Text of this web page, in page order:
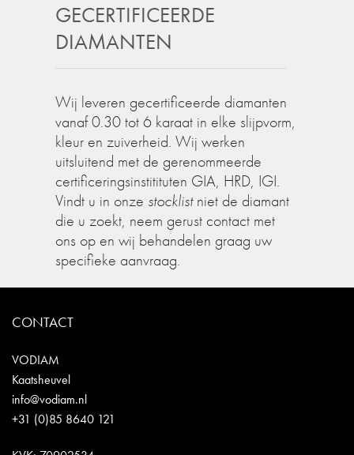
GECERTIFICEERDE
DIAMANTEN
Wij leveren gecertificeerde diamanten
vanaf 0.30 tot 6 karaat in elke slijpvorm,
kleur en zuiverheid. Wij werken
uitsluitend met de gerenommeerde
certificeringsinstitituten GIA, HRD, IGI.
Vindt u in onze stocklistniet de diamant
die u zoekt, neem gerust contact met
ons op en wij behandelen graag uw
specifieke aanvraag.
CONTACT
VODIAM
Kaatsheuvel
info@vodiam.nl
+31 (0)85 8640 121